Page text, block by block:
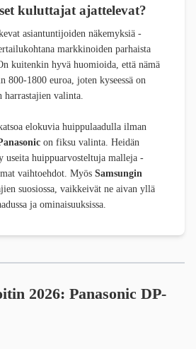
kuluttajat ajattelevat?
asiantuntijoiden näkemyksiä -
markkinoiden parhaista
kuitenkin hyvä huomioida, että nämä
800-1800 euroa, joten kyseessä on
valinta.
elokuvia huippulaadulla ilman
on fiksu valinta. Heidän
useita huippuarvosteltuja malleja -
vaihtoehdot. Myös Samsungin
suosiossa, vaikkeivät ne aivan yllä
ja ominaisuuksissa.
2026: Panasonic DP-